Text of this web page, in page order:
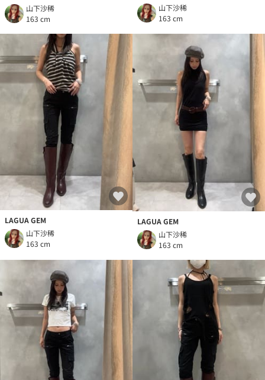
山下沙稀
163 cm
山下沙稀
163 cm
LAGUA GEM
山下沙稀
163 cm
LAGUA GEM
山下沙稀
163 cm